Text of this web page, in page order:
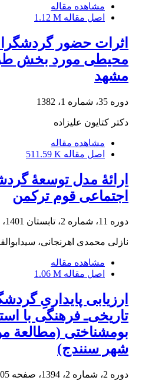
مشاهده مقاله
اصل مقاله 1.12 M
اثرات حضور
محیطی مورد بخش
مشهد
دوره 35، شماره 1، 1382
دکتر کتایون علیزاده
مشاهده مقاله
اصل مقاله 511.59 K
ارائۀ مدل توسعۀ
اجتماعی قوم ترکمن
دوره 11، شماره 2، تابستان 1401، صفحه
نازلی محمدی اهرنجانی،
مشاهده مقاله
اصل مقاله 1.06 M
ارزیابی پایداریِ
تاریخی‌ـ فرهنگی با
بوم‏شناختی (مطالعة
شهر سنندج)
دوره 2، شماره 2، 1394، صفحه 120